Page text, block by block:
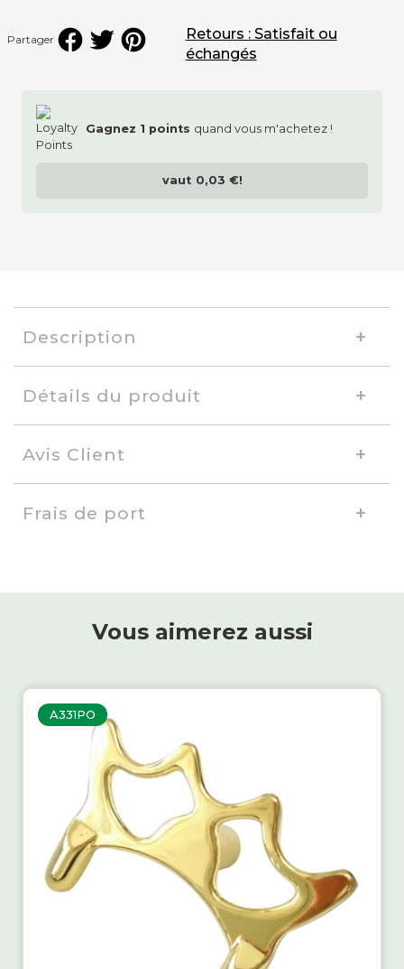
Partager
Gagnez 1 points quand vous m'achetez !
vaut 0,03 €!
Retours : Satisfait ou
échangés
Description
Détails du produit
Avis Client
Frais de port
Vous aimerez aussi
A331PO